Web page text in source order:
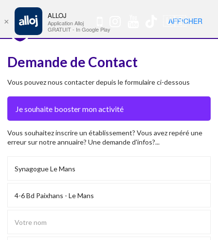
🇺🇸 Nav
Demande de Contact
Vous pouvez nous contacter depuis le formulaire ci-dessous
Vous souhaitez inscrire un établissement? Vous avez repéré une
erreur sur notre annuaire? Une demande d'infos?...
×
ALLOJ
Application Alloj
GRATUIT - In Google Play
AFFICHER